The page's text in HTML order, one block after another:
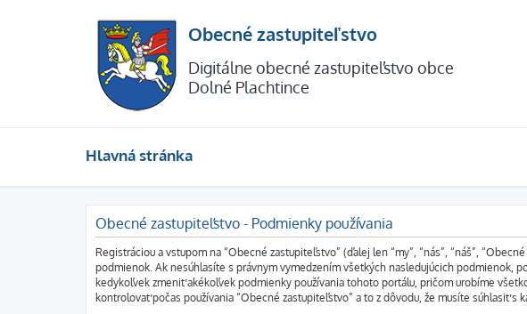
Obecné zastupiteľstvo
Digitálne obecné zastupiteľstvo obce
Dolné Plachtince
Hlavná stránka
Obecné zastupiteľstvo - Podmienky používania
Registráciou a vstupom na “Obecné zastupiteľstvo” (ďalej len “my”, “nás”, “náš”,
podmienok. Ak nesúhlasíte s právnym vymedzením všetkých nasledujúcich podmienok,
kedykoľvek zmeniť akékoľvek podmienky používania tohoto portálu, pričom urobíme
kontrolovať počas používania “Obecné zastupiteľstvo” a to z dôvodu, že musíte súhlasiť